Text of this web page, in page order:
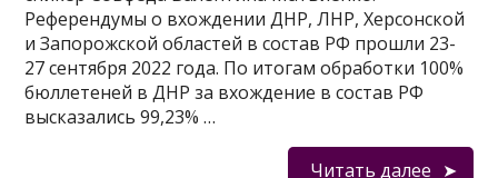
Референдумы о вхождении ДНР, ЛНР, Херсонской
и Запорожской областей в состав РФ прошли 23-
27 сентября 2022 года. По итогам обработки 100%
бюллетеней в ДНР за вхождение в состав РФ
высказались 99,23% …
Читать далее